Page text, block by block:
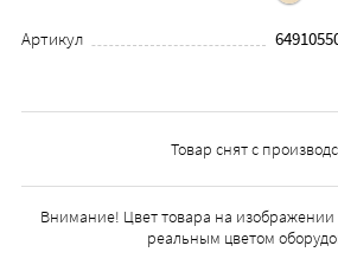
Артикул
Товар снят с
Внимание! Цвет товара на изображении
реальным цветом